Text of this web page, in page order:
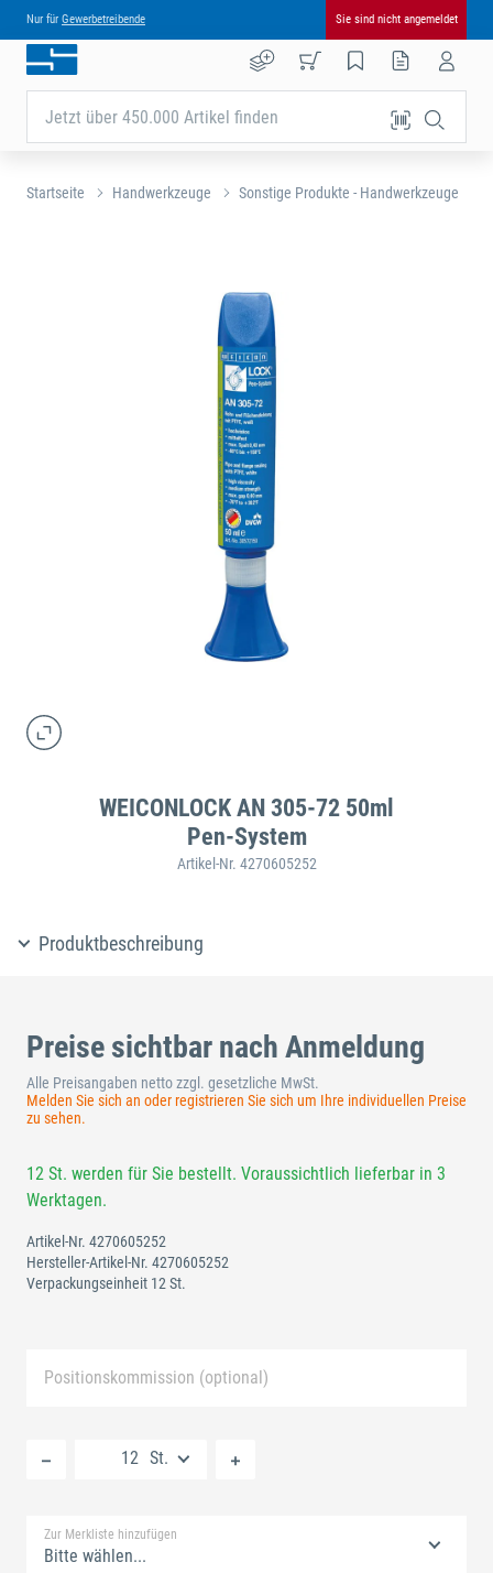
Nur für Gewerbetreibende Sie sind nicht angemeldet
Jetzt über 450.000 Artikel finden
Startseite Handwerkzeuge Sonstige Produkte - Handwerkzeuge
WEICONLOCK AN 305-72 50ml
Pen-System
Artikel-Nr. 4270605252
Produktbeschreibung
Preise sichtbar nach Anmeldung
Alle Preisangaben netto zzgl. gesetzliche MwSt.
Melden Sie sich an oder registrieren Sie sich um Ihre individuellen Preise
zu sehen.
12 St. werden für Sie bestellt. Voraussichtlich lieferbar in 3
Werktagen.
Artikel-Nr. 4270605252
Hersteller-Artikel-Nr. 4270605252
Verpackungseinheit 12 St.
Positionskommission (optional)
St.
Zur Merkliste hinzufügen
Bitte wählen...